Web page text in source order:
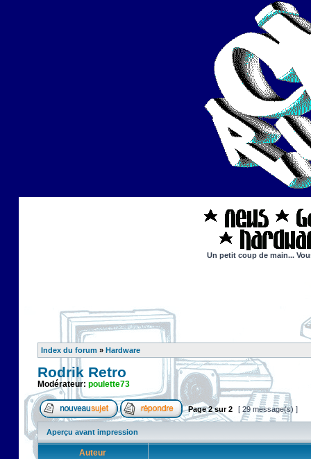
Un petit coup de main...
Index du forum » Hardware
Rodrik Retro
Modérateur: poulette73
Page2sur2 [ 29 message(s) ]
Aperçu avant impression
Auteur